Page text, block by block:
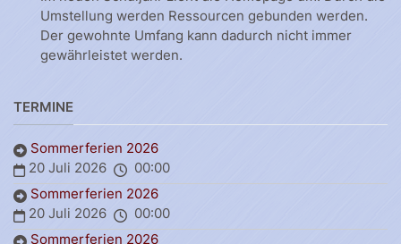
Umstellung werden Ressourcen gebunden werden.
Der gewohnte Umfang kann dadurch nicht immer
gewährleistet werden.
TERMINE
Sommerferien 2026
20 Juli 2026
00:00
Sommerferien 2026
20 Juli 2026
00:00
Sommerferien 2026